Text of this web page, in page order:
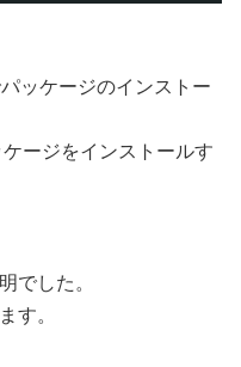
ッケージのインストー
ージをインストールす
でした。
す。